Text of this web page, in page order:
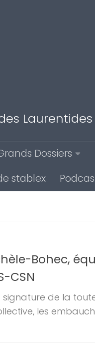
Dossiers
stablex
Bohec,
CSN
signature de la
les